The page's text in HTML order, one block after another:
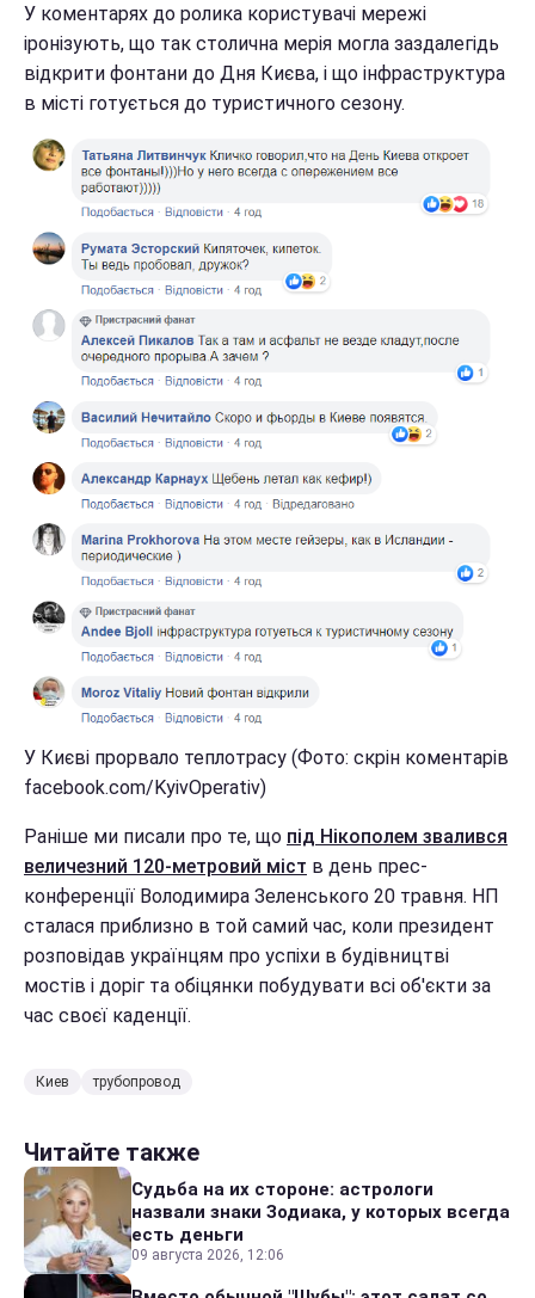
У коментарях до ролика користувачі мережі
іронізують, що так столична мерія могла заздалегідь
відкрити фонтани до Дня Києва, і що інфраструктура
в місті готується до туристичного сезону.
У Києві прорвало теплотрасу (Фото: скрін коментарів
facebook.com/KyivOperativ)
Раніше ми писали про те, що під Нікополем звалився
величезний 120-метровий міст в день прес-
конференції Володимира Зеленського 20 травня. НП
сталася приблизно в той самий час, коли президент
розповідав українцям про успіхи в будівництві
мостів і доріг та обіцянки побудувати всі об'єкти за
час своєї каденції.
Киев трубопровод
Читайте также
Судьба на их стороне: астрологи
назвали знаки Зодиака, у которых всегда
есть деньги
09 августа 2026, 12:06